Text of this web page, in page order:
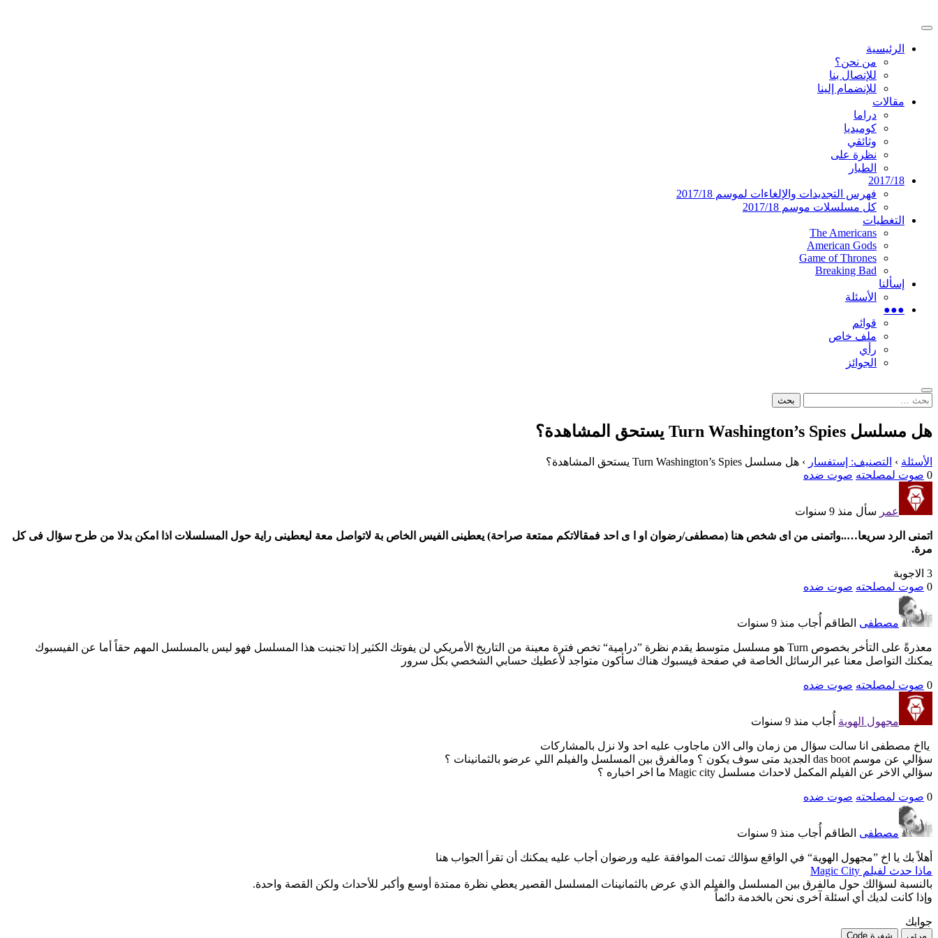
إلى
دليل التلفزيون العربي
موقع عربي متخصص في أخبار ومقالات حول المسلسلات الأجنبية
القائمة
الرئيسيةالرئيسية
من نحن؟
للإتصال بنا
للإنضمام إلينا
مقالات
دراما
كوميديا
وثائقي
نظرة على
الطيار
2017/18
فهرس التجديدات والإلغاءات لموسم 2017/18
كل مسلسلات موسم 2017/18
التغطيات
The Americans
American Gods
Game of Thrones
Breaking Bad
إسألنا
الأسئلة
●●●
قوائم
ملف خاص
رأي
الجوائز
بحث
البحث
هل مسلسل Turn Washington’s Spies يستحق المشاهدة؟
الأسئلة › التصنيف: إستفسار › هل مسلسل Turn Washington’s Spies يستحق المشاهدة؟
0 صوت لمصلحته صوت ضده
عمر سأل منذ 9 سنوات
اتمنى الرد سريعا…..واتمنى من اى شخص هنا (مصطفى/رضوان او ا ى احد فمقالاتكم ممتعة صراحة) يعطينى الفيس الخاص بة لاتواصل معة ليعطينى راية حول المسلسلات اذا امكن بدلا من طرح سؤال فى كل
مرة.
3 الاجوبة
0 صوت لمصلحته صوت ضده
مصطفى الطاقم أُجاب منذ 9 سنوات
معذرةً على التأخر بخصوص Turn هو مسلسل متوسط يقدم نظرة ”درامية“ تخص فترة معينة من التاريخ الأمريكي لن يفوتك الكثير إذا تجنبت هذا المسلسل فهو ليس بالمسلسل المهم حقاً أما عن الفيسبوك
يمكنك التواصل معنا عبر الرسائل الخاصة في صفحة فيسبوك هناك سأكون متواجد لأعطيك حسابي الشخصي بكل سرور
0 صوت لمصلحته صوت ضده
مجهول الهوية أُجاب منذ 9 سنوات
يااخ مصطفى انا سالت سؤال من زمان والى الان ماجاوب عليه احد ولا نزل بالمشاركات
سؤالي عن موسم das boot الجديد متى سوف يكون ؟ ومالفرق بين المسلسل والفيلم اللي عرضو بالثمانينات ؟
سؤالي الاخر عن الفيلم المكمل لاحداث مسلسل Magic city ما اخر اخباره ؟
0 صوت لمصلحته صوت ضده
مصطفى الطاقم أُجاب منذ 9 سنوات
أهلاً بك يا اخ ”مجهول الهوية“ في الواقع سؤالك تمت الموافقة عليه ورضوان أجاب عليه يمكنك أن تقرأ الجواب هنا
ماذا حدث لفيلم Magic City
بالنسبة لسؤالك حول مالفرق بين المسلسل والفيلم الذي عرض بالثمانينات المسلسل القصير يعطي نظرة ممتدة أوسع وأكبر للأحداث ولكن القصة واحدة.
وإذا كانت لديك أي اسئلة آخرى نحن بالخدمة دائماً
جوابك
مرئي شفرة Code